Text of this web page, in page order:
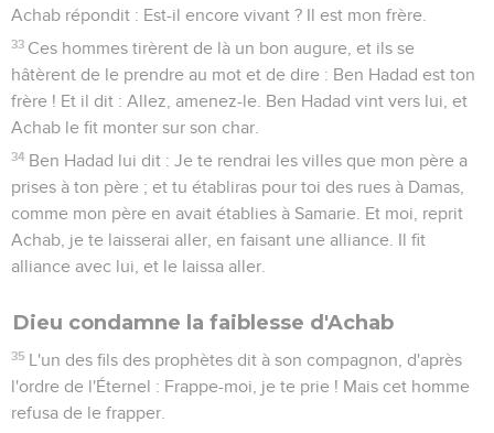
Achab répondit : Est-il encore vivant ? Il est mon frère.
33 Ces hommes tirèrent de là un bon augure, et ils se
hâtèrent de le prendre au mot et de dire : Ben Hadad est ton
frère ! Et il dit : Allez, amenez-le. Ben Hadad vint vers lui, et
Achab le fit monter sur son char.
34 Ben Hadad lui dit : Je te rendrai les villes que mon père a
prises à ton père ; et tu établiras pour toi des rues à Damas,
comme mon père en avait établies à Samarie. Et moi, reprit
Achab, je te laisserai aller, en faisant une alliance. Il fit
alliance avec lui, et le laissa aller.
Dieu condamne la faiblesse d'Achab
35 L'un des fils des prophètes dit à son compagnon, d'après
l'ordre de l'Éternel : Frappe-moi, je te prie ! Mais cet homme
refusa de le frapper.